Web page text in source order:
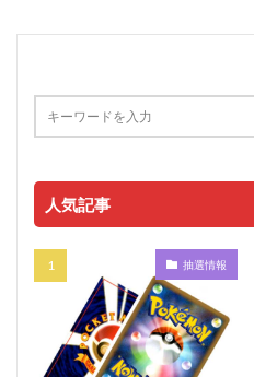
人気記事
抽選情報